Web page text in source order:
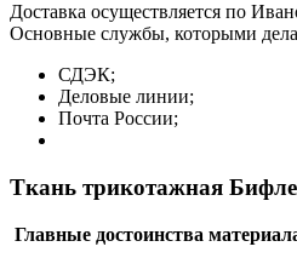
Доставка осуществляется по
Основные службы, которыми
СДЭК;
Деловые линии;
Почта России;
Ткань трикотажная
Главные достоинства